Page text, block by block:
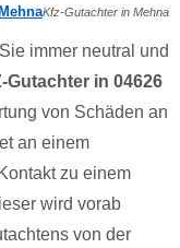
Kfz-Gutachter in Mehna
immer neutral und
Gutachter in 04626
von Schäden an
an einem
zu einem
wird vorab
von der